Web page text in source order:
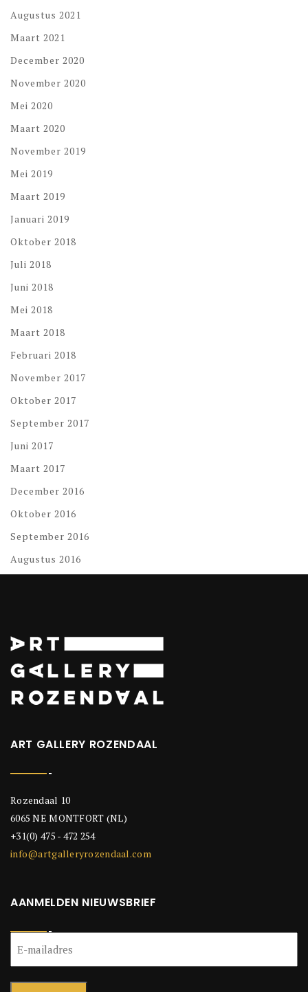
Augustus 2021
Maart 2021
December 2020
November 2020
Mei 2020
Maart 2020
November 2019
Mei 2019
Maart 2019
Januari 2019
Oktober 2018
Juli 2018
Juni 2018
Mei 2018
Maart 2018
Februari 2018
November 2017
Oktober 2017
September 2017
Juni 2017
Maart 2017
December 2016
Oktober 2016
September 2016
Augustus 2016
ART GALLERY ROZENDAAL
Rozendaal 10
6065 NE MONTFORT (NL)
+31(0) 475 - 472 254
info@artgalleryrozendaal.com
AANMELDEN NIEUWSBRIEF
mailadres
(Vereist)